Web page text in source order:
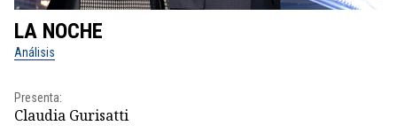
LA NOCHE
Análisis
Presenta:
Claudia Gurisatti